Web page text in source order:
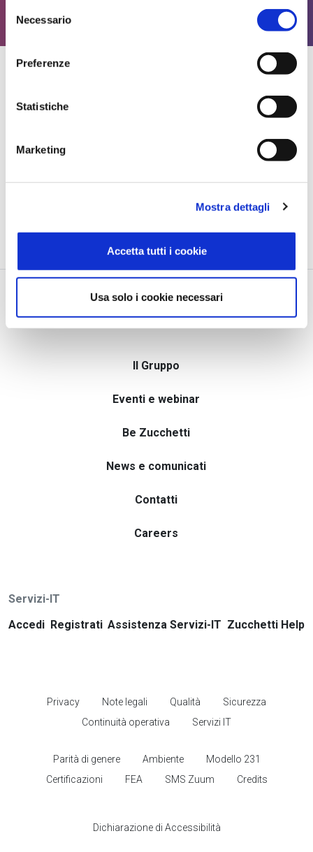
delNecessario
Preferenze
Statistiche
Marketing
Mostra dettagli
Accetta tutti i cookie
Usa solo i cookie necessari
Il Gruppo
Eventi e webinar
Be Zucchetti
News e comunicati
Contatti
Careers
Servizi-IT
Accedi Registrati Assistenza Servizi-IT Zucchetti Help
Privacy Note legali Qualità
Sicurezza
Continuità operativa
Servizi IT
Parità di genere Ambiente
Modello 231
Certificazioni
FEA SMS Zuum Credits
Dichiarazione di Accessibilità